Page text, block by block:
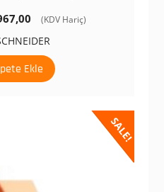
Şu
fiyat:
₺ 967,00.
(KDV Hariç)
Ekle
SALE!